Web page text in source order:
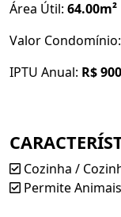
Área Útil: 64.00m²
Valor Condomínio:
IPTU Anual: R$
Cozinha /
Permite Animais